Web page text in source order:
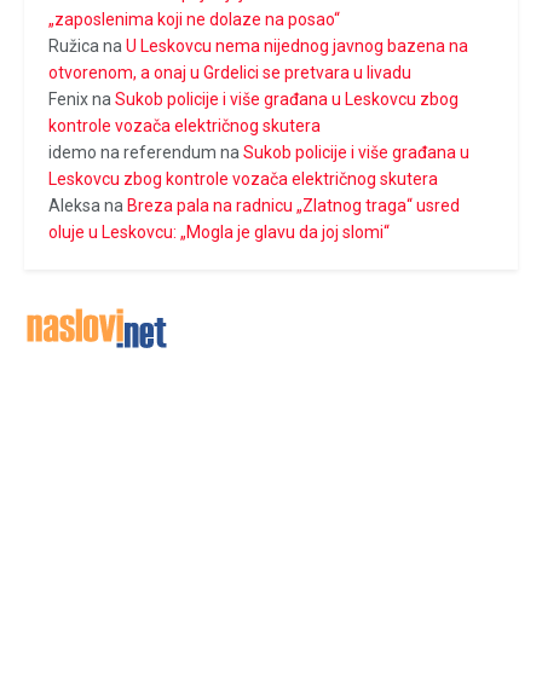
„zaposlenima koji ne dolaze na posao“
Ružica na U Leskovcu nema nijednog javnog bazena na
otvorenom, a onaj u Grdelici se pretvara u livadu
Fenixna Sukob policije i više građana u Leskovcu zbog
kontrole vozača električnog skutera
idemo na referendum na Sukob policije i više građana u
Leskovcu zbog kontrole vozača električnog skutera
Aleksa na Breza pala na radnicu „Zlatnog traga“ usred
oluje u Leskovcu: „Mogla je glavu da joj slomi“